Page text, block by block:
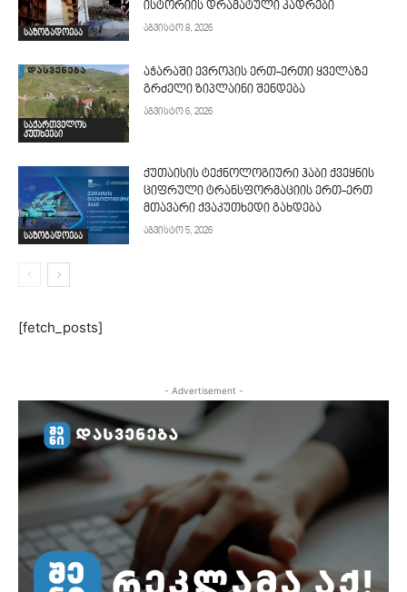
საზოგადოება
ისტორიის დრამატული კადრები
აგვისტო 8, 2026
საქართველოს
კუთხეები
აჭარაში ევროპის ერთ-ერთი ყველაზე
გრძელი ზიპლაინი შენდება
აგვისტო 6, 2026
საზოგადოება
ქუთაისის ტექნოლოგიური ჰაბი ქვეყნის
ციფრული ტრანსფორმაციის ერთ-ერთ
მთავარი ქვაკუთხედი გახდება
აგვისტო 5, 2026
[fetch_posts]
- Advertisement -